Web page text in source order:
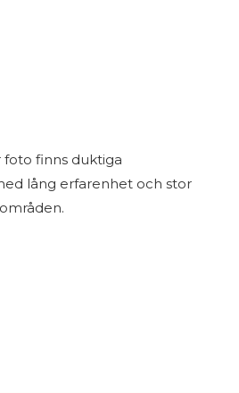
finns duktiga
lång erfarenhet och stor